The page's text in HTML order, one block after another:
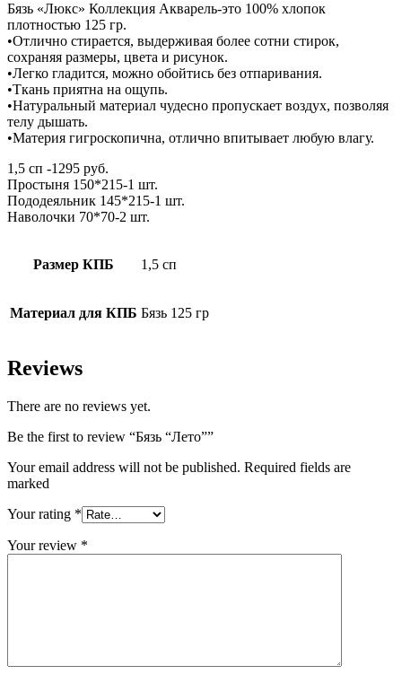
Бязь «Люкс» Коллекция Акварель-это 100% хлопок
плотностью 125 гр.
•Отлично стирается, выдерживая более сотни стирок,
сохраняя размеры, цвета и рисунок.
•Легко гладится, можно обойтись без отпаривания.
•Ткань приятна на ощупь.
•Натуральный материал чудесно пропускает воздух, позволяя
телу дышать.
•Материя гигроскопична, отлично впитывает любую влагу.
1,5 сп -1295 руб.
Простыня 150*215-1 шт.
Пододеяльник 145*215-1 шт.
Наволочки 70*70-2 шт.
Размер КПБ 1,5 сп
Материал для КПБ Бязь 125 гр
Reviews
There are no reviews yet.
Be the first to review “Бязь “Лето””
Your email address will not be published. Required fields are
marked
Your rating *
Your review *